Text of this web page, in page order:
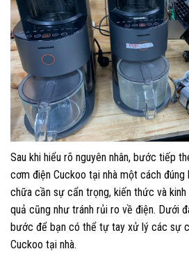
Sau khi hiểu rõ nguyên nhân, bước tiếp
cơm điện Cuckoo tại nhà một cách
chữa cần sự cẩn trọng, kiến thức và
quả cũng như tránh rủi ro về điện. Dưới
bước để bạn có thể tự tay xử lý các sự
Cuckoo tại nhà.